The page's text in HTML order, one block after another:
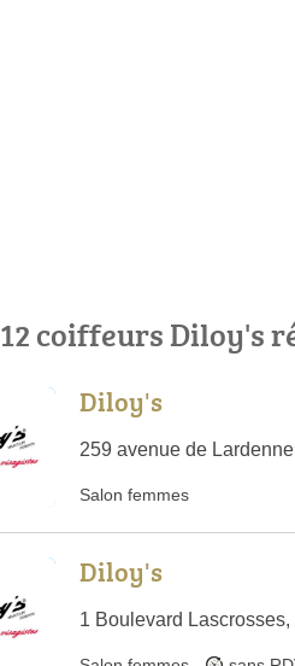
12 coiffeurs Diloy's
Diloy's
259 avenue de
Salon femmes
Diloy's
1 Boulevard